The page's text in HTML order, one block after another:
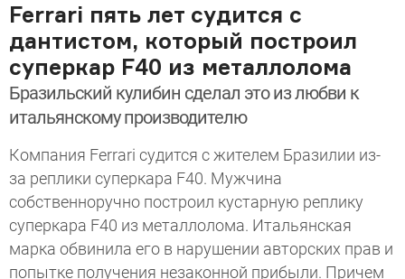
Ferrari пять лет судится с
дантистом, который построил
суперкар F40 из металлолома
Бразильский кулибин сделал это из любви к
итальянскому производителю
Компания Ferrari судится с жителем Бразилии из-
за реплики суперкара F40. Мужчина
собственноручно построил кустарную реплику
суперкара F40 из металлолома. Итальянская
марка обвинила его в нарушении авторских прав и
попытке получения незаконной прибыли. Причем